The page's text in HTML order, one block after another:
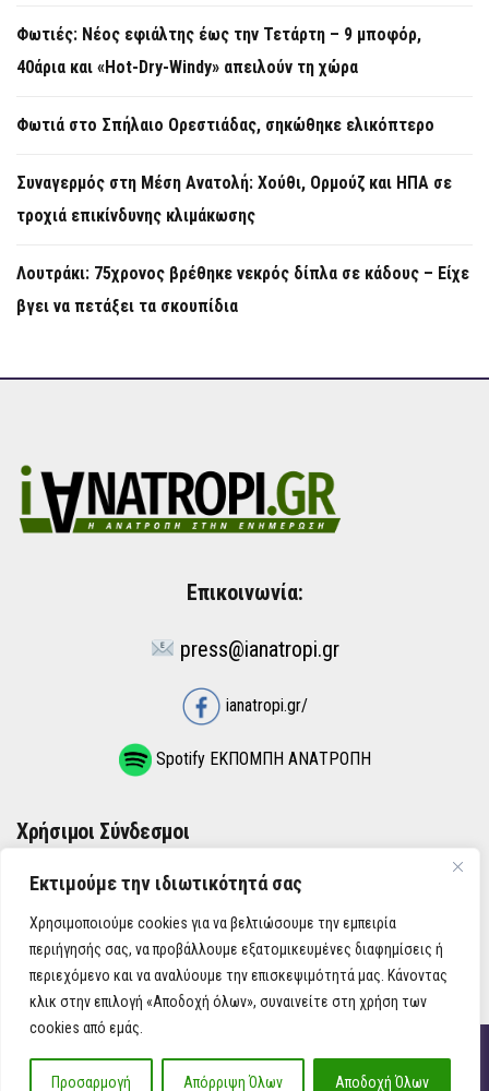
Εκτιμούμε την ιδιωτικότητά σας
Χρησιμοποιούμε cookies για να βελτιώσουμε την εμπειρία
περιήγησής σας, να προβάλλουμε εξατομικευμένες διαφημίσεις ή
περιεχόμενο και να αναλύουμε την επισκεψιμότητά μας. Κάνοντας
κλικ στην επιλογή «Αποδοχή όλων», συναινείτε στη χρήση των
cookies από εμάς.
Προσαρμογή Απόρριψη Όλων Αποδοχή Όλων
Φωτιές: Νέος εφιάλτης έως την Τετάρτη – 9 μποφόρ,
40άρια και «Hot-Dry-Windy» απειλούν τη χώρα
Φωτιά στο Σπήλαιο Ορεστιάδας, σηκώθηκε ελικόπτερο
Συναγερμός στη Μέση Ανατολή: Χούθι, Ορμούζ και ΗΠΑ σε
τροχιά επικίνδυνης κλιμάκωσης
Λουτράκι: 75χρονος βρέθηκε νεκρός δίπλα σε κάδους – Είχε
βγει να πετάξει τα σκουπίδια
Επικοινωνία:
press@ianatropi.gr
ianatropi.gr/
Spotify ΕΚΠΟΜΠΗ ΑΝΑΤΡΟΠΗ
Χρήσιμοι Σύνδεσμοι
ΌΡΟΙ ΧΡΉΣΗΣ
ΠΟΛΙΤΙΚΉ ΑΠΟΡΡΉΤΟΥ
iAnatropi ©